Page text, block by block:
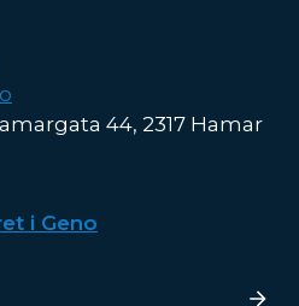
44, 2317 Hamar
i Geno